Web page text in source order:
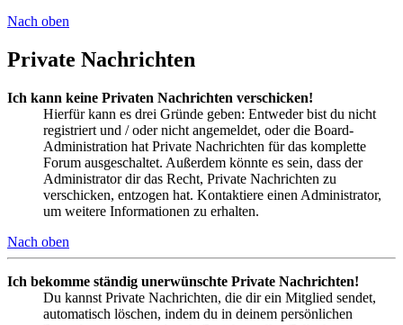
Nach oben
Private Nachrichten
Ich kann keine Privaten Nachrichten verschicken!
Hierfür kann es drei Gründe geben: Entweder bist du nicht
registriert und / oder nicht angemeldet, oder die Board-
Administration hat Private Nachrichten für das komplette
Forum ausgeschaltet. Außerdem könnte es sein, dass der
Administrator dir das Recht, Private Nachrichten zu
verschicken, entzogen hat. Kontaktiere einen Administrator,
um weitere Informationen zu erhalten.
Nach oben
Ich bekomme ständig unerwünschte Private Nachrichten!
Du kannst Private Nachrichten, die dir ein Mitglied sendet,
automatisch löschen, indem du in deinem persönlichen